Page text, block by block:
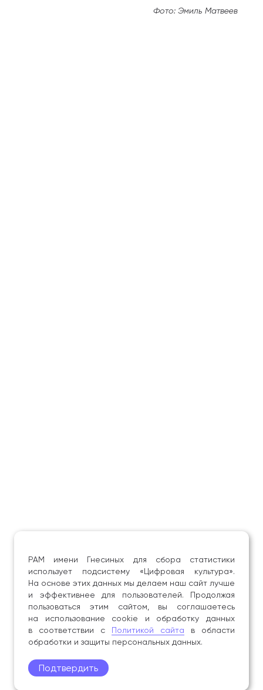
Фото: Эмиль Матвеев
РАМ имени Гнесиных для сбора статистики
использует подсистему «Цифровая культура».
На основе этих данных мы делаем наш сайт лучше
и эффективнее для пользователей. Продолжая
пользоваться этим сайтом, вы соглашаетесь
на использование cookie и обработку данных
в соответствии с Политикой сайта в области
обработки и защиты персональных данных.
Подтвердить